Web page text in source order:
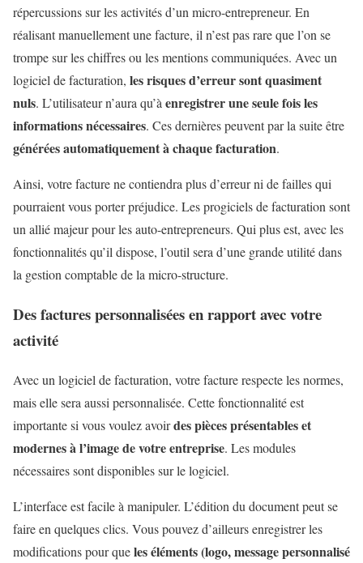
répercussions sur les activités d’un micro-entrepreneur. En
réalisant manuellement une facture, il n’est pas rare que l’on se
trompe sur les chiffres ou les mentions communiquées. Avec un
logiciel de facturation, les risques d’erreur sont quasiment
nuls. L’utilisateur n’aura qu’àenregistrer une seule fois les
informations nécessaires. Ces dernières peuvent par la suite être
générées automatiquement à chaque facturation.
Ainsi, votre facture ne contiendra plus d’erreur ni de failles qui
pourraient vous porter préjudice. Les progiciels de facturation sont
un allié majeur pour les auto-entrepreneurs. Qui plus est, avec les
fonctionnalités qu’il dispose, l’outil sera d’une grande utilité dans
la gestion comptable de la micro-structure.
Des factures personnalisées en rapport avec votre
activité
Avec un logiciel de facturation, votre facture respecte les normes,
mais elle sera aussi personnalisée. Cette fonctionnalité est
importante si vous voulez avoirdes pièces présentables et
modernes à l’image de votre entreprise. Les modules
nécessaires sont disponibles sur le logiciel.
L’interface est facile à manipuler. L’édition du document peut se
faire en quelques clics. Vous pouvez d’ailleurs enregistrer les
modifications pour queles éléments (logo, message personnalisé